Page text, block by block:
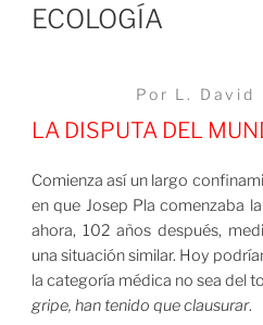
ECOLOGÍA
Por L. David
LA DISPUTA DEL
Comienza así un largo
en que Josep Pla comenzaba
ahora, 102 años después,
una situación similar. Hoy
la categoría médica no sea del
gripe, han tenido que clausurar.